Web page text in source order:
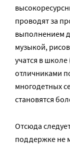
проводят за
выполнением
музыкой,
учатся в
отличниками
многодетных
становятся
Отсюда
поддержке не